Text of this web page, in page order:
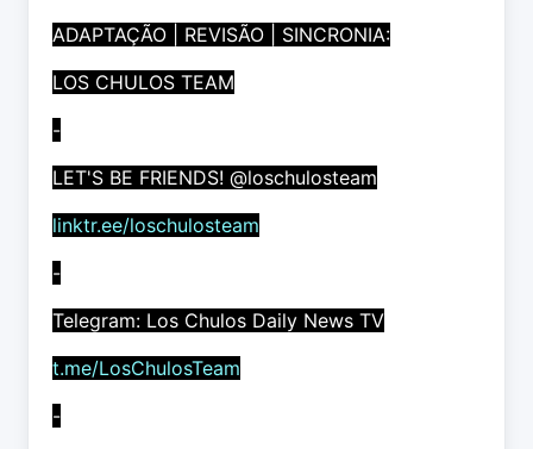
ADAPTAÇÃO | REVISÃO | SINCRONIA:
LOS CHULOS TEAM
-
LET'S BE FRIENDS! @loschulosteam
linktr.ee/loschulosteam
-
Telegram: Los Chulos Daily News TV
t.me/LosChulosTeam
-